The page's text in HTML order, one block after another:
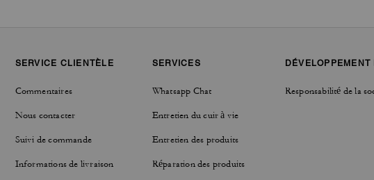
SERVICE CLIENTÈLE
Commentaires
Nous contacter
Suivi de commande
Informations de livraison
SERVICES
Whatsapp Chat
Entretien du cuir à vie
Entretien des produits
Réparation des produits
DÉVELOPPEMENT
Responsabilité de la